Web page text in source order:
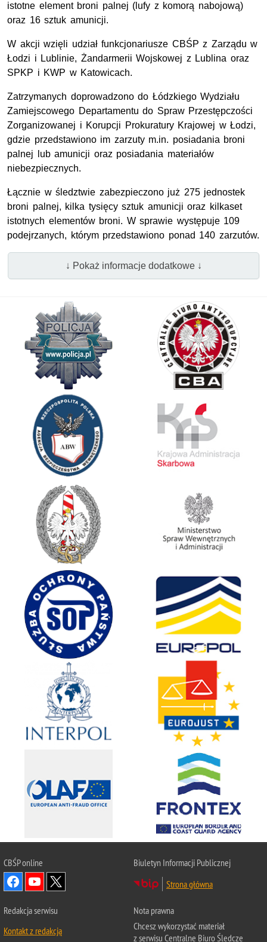
istotne element broni palnej (lufy z komorą nabojową)
oraz 16 sztuk amunicji.
W akcji wzięli udział funkcjonariusze CBŚP z Zarządu w
Łodzi i Lublinie, Żandarmerii Wojskowej z Lublina oraz
SPKP i KWP w Katowicach.
Zatrzymanych doprowadzono do Łódzkiego Wydziału
Zamiejscowego Departamentu do Spraw Przestępczości
Zorganizowanej i Korupcji Prokuratury Krajowej w Łodzi,
gdzie przedstawiono im zarzuty m.in. posiadania broni
palnej lub amunicji oraz posiadania materiałów
niebezpiecznych.
Łącznie w śledztwie zabezpieczono już 275 jednostek
broni palnej, kilka tysięcy sztuk amunicji oraz kilkaset
istotnych elementów broni. W sprawie występuje 109
podejrzanych, którym przedstawiono ponad 140 zarzutów.
↓ Pokaż informacje dodatkowe ↓
CBŚPonline
Biuletyn Informacji Publicznej
Strona główna
Redakcja serwisu
Kontakt z redakcją
Nota prawna
Chcesz wykorzystać materiał
z serwisu Centralne Biuro Śledcze